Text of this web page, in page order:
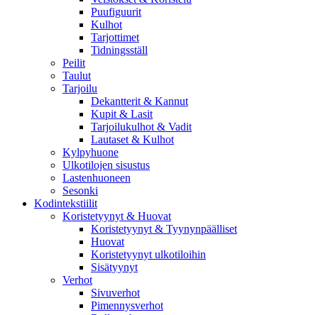
Puufiguurit
Kulhot
Tarjottimet
Tidningsställ
Peilit
Taulut
Tarjoilu
Dekantterit & Kannut
Kupit & Lasit
Tarjoilukulhot & Vadit
Lautaset & Kulhot
Kylpyhuone
Ulkotilojen sisustus
Lastenhuoneen
Sesonki
Kodintekstiilit
Koristetyynyt & Huovat
Koristetyynyt & Tyynynpäälliset
Huovat
Koristetyynyt ulkotiloihin
Sisätyynyt
Verhot
Sivuverhot
Pimennysverhot